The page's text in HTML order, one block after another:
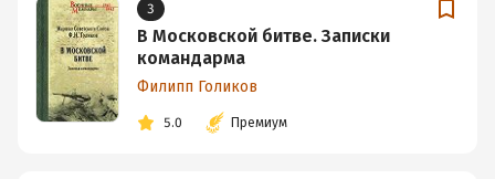
3
В Московской битве. Записки
командарма
Филипп Голиков
5.0 Премиум